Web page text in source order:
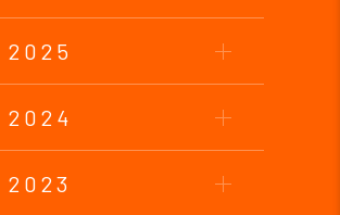
2025
2024
2023